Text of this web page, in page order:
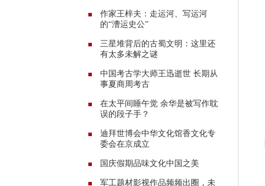
作家王梓夫：走运河、写运河
的“漕运史公”
三星堆背后的古蜀文明：这里还
有太多未解之谜
中国考古学大师王迅逝世 长期从
事夏商周考古
在太平间睡午觉 余华是被写作耽
误的段子手？
迪拜世博会中华文化馆香文化专
委会在京成立
国庆假期品味文化中国之美
军工题材影视作品频频出圈，未